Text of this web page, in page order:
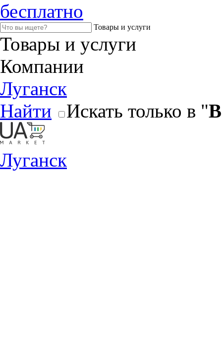
бесплатно
Товары и услуги
Товары и услуги
Компании
Луганск
Найти
Искать только в "
Луганск